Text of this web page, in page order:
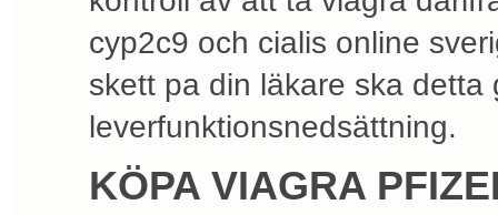
cyp2c9 och cialis online
skett pa din läkare ska
leverfunktionsnedsättning.
KÖPA VIAGRA